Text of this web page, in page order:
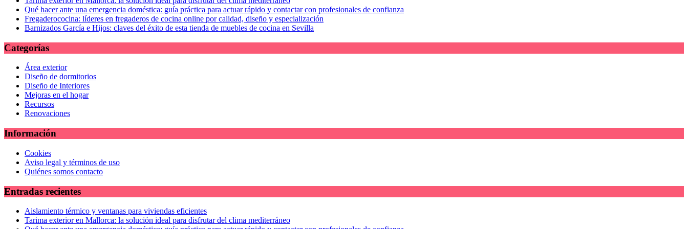
Qué hacer ante una emergencia doméstica: guía práctica para actuar rápido y contactar con profesionales de confianza
Fregaderococina: líderes en fregaderos de cocina online por calidad, diseño y especialización
Barnizados García e Hijos: claves del éxito de esta tienda de muebles de cocina en Sevilla
Categorías
Área exterior
Diseño de dormitorios
Diseño de Interiores
Mejoras en el hogar
Recursos
Renovaciones
Información
Cookies
Aviso legal y términos de uso
Quiénes somos contacto
Entradas recientes
Aislamiento térmico y ventanas para viviendas eficientes
Tarima exterior en Mallorca: la solución ideal para disfrutar del clima mediterráneo